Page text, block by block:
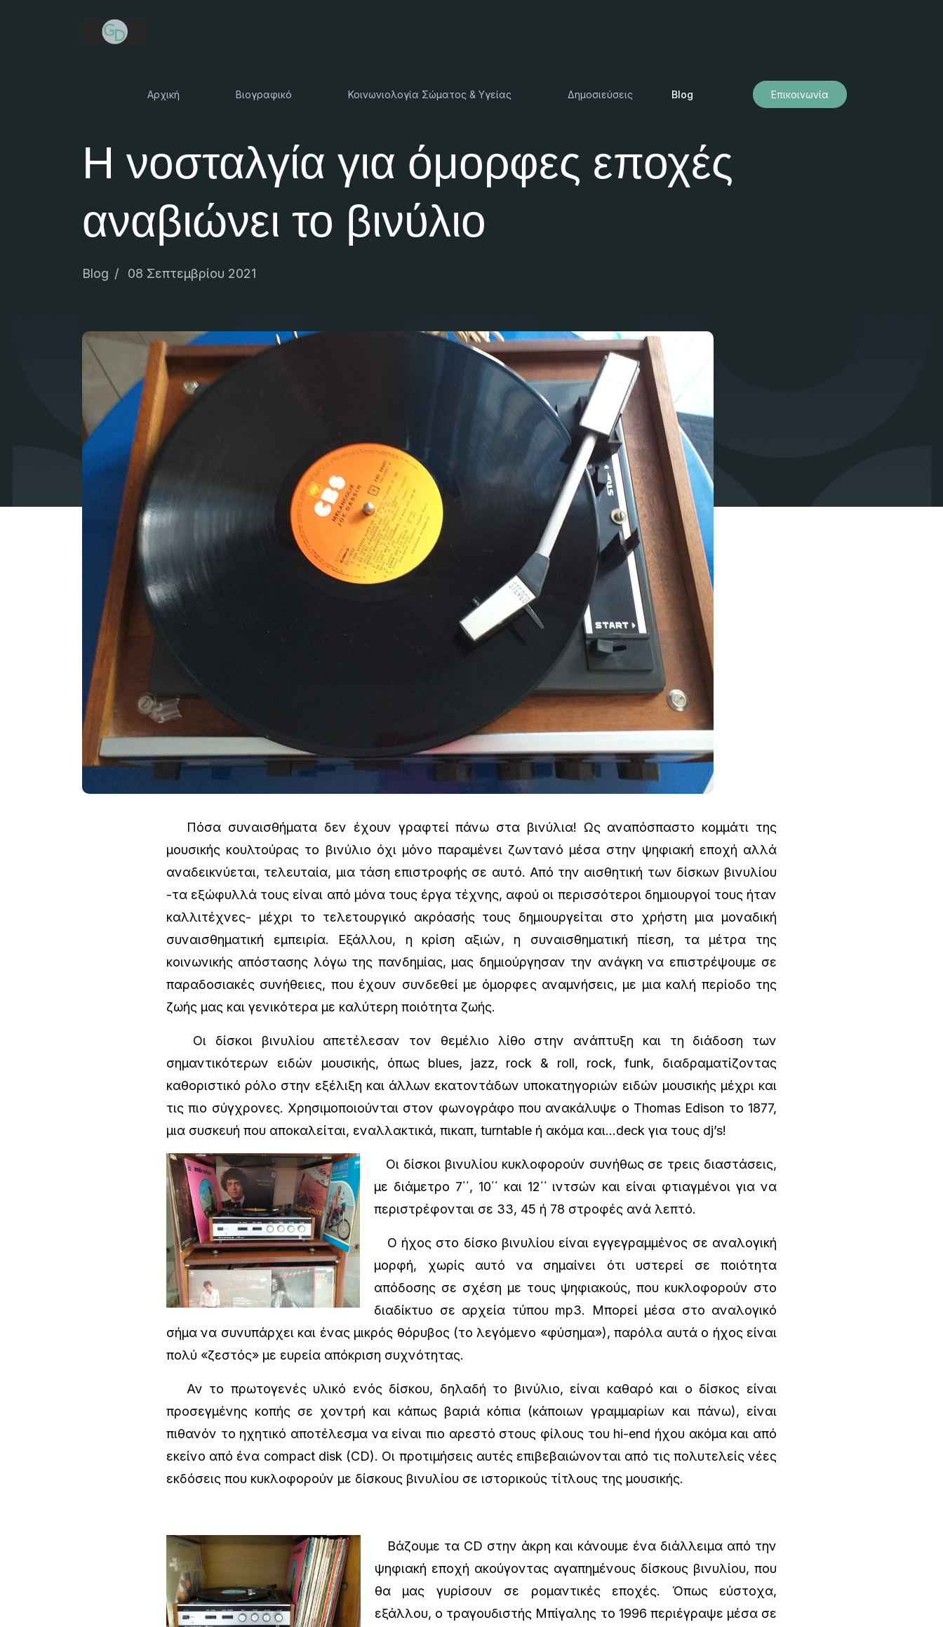
Αρχική Βιογραφικό Κοινωνιολογία Σώματος & Υγείας Δημοσιεύσεις Blog Επικοινωνία
Η νοσταλγία για όμορφες εποχές
αναβιώνει το βινύλιο
Blog 08 Σεπτεμβρίου 2021
Πόσα συναισθήματα δεν έχουν γραφτεί πάνω στα βινύλια! Ως αναπόσπαστο κομμάτι της
μουσικής κουλτούρας το βινύλιο όχι μόνο παραμένει ζωντανό μέσα στην ψηφιακή εποχή αλλά
αναδεικνύεται, τελευταία, μια τάση επιστροφής σε αυτό. Από την αισθητική των δίσκων βινυλίου
-τα εξώφυλλά τους είναι από μόνα τους έργα τέχνης, αφού οι περισσότεροι δημιουργοί τους ήταν
καλλιτέχνες- μέχρι το τελετουργικό ακρόασής τους δημιουργείται στο χρήστη μια μοναδική
συναισθηματική εμπειρία. Εξάλλου, η κρίση αξιών, η συναισθηματική πίεση, τα μέτρα της
κοινωνικής απόστασης λόγω της πανδημίας, μας δημιούργησαν την ανάγκη να επιστρέψουμε σε
παραδοσιακές συνήθειες, που έχουν συνδεθεί με όμορφες αναμνήσεις, με μια καλή περίοδο της
ζωής μας και γενικότερα με καλύτερη ποιότητα ζωής.
Οι δίσκοι βινυλίου απετέλεσαν τον θεμέλιο λίθο στην ανάπτυξη και τη διάδοση των
σημαντικότερων ειδών μουσικής, όπως blues, jazz, rock & roll, rock, funk, διαδραματίζοντας
καθοριστικό ρόλο στην εξέλιξη και άλλων εκατοντάδων υποκατηγοριών ειδών μουσικής μέχρι και
τις πιο σύγχρονες. Χρησιμοποιούνται στον φωνογράφο που ανακάλυψε ο Thomas Edison το 1877,
μια συσκευή που αποκαλείται, εναλλακτικά, πικαπ, turntable ή ακόμα και…deck για τους dj’s!
Οι δίσκοι βινυλίου κυκλοφορούν συνήθως σε τρεις διαστάσεις,
με διάμετρο 7΄΄, 10΄΄ και 12΄΄ ιντσών και είναι φτιαγμένοι για να
περιστρέφονται σε 33, 45 ή 78 στροφές ανά λεπτό.
Ο ήχος στο δίσκο βινυλίου είναι εγγεγραμμένος σε αναλογική
μορφή, χωρίς αυτό να σημαίνει ότι υστερεί σε ποιότητα
απόδοσης σε σχέση με τους ψηφιακούς, που κυκλοφορούν στο
διαδίκτυο σε αρχεία τύπου mp3. Μπορεί μέσα στο αναλογικό
σήμα να συνυπάρχει και ένας μικρός θόρυβος (το λεγόμενο «φύσημα»), παρόλα αυτά ο ήχος είναι
πολύ «ζεστός» με ευρεία απόκριση συχνότητας.
Αν το πρωτογενές υλικό ενός δίσκου, δηλαδή το βινύλιο, είναι καθαρό και ο δίσκος είναι
προσεγμένης κοπής σε χοντρή και κάπως βαριά κόπια (κάποιων γραμμαρίων και πάνω), είναι
πιθανόν το ηχητικό αποτέλεσμα να είναι πιο αρεστό στους φίλους του hi-end ήχου ακόμα και από
εκείνο από ένα compact disk (CD). Οι προτιμήσεις αυτές επιβεβαιώνονται από τις πολυτελείς νέες
εκδόσεις που κυκλοφορούν με δίσκους βινυλίου σε ιστορικούς τίτλους της μουσικής.
Βάζουμε τα CD στην άκρη και κάνουμε ένα διάλλειμα από την
ψηφιακή εποχή ακούγοντας αγαπημένους δίσκους βινυλίου, που
θα μας γυρίσουν σε ρομαντικές εποχές. Όπως εύστοχα,
εξάλλου, ο τραγουδιστής Μπίγαλης το 1996 περιέγραψε μέσα σε